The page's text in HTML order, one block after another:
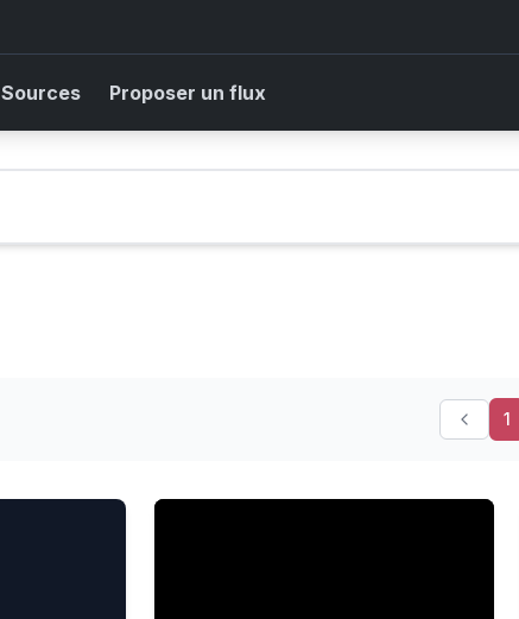
Sources Proposer un flux
1
US Army Wants to Let Companies Test